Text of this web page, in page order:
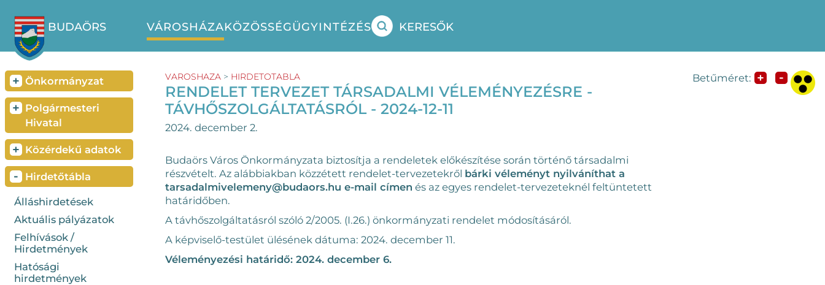
BUDAÖRS VÁROSHÁZAKÖZÖSSÉGÜGYINTÉZÉS KERESŐK
+ Önkormányzat
+ Polgármesteri
Hivatal
+ Közérdekű adatok
- Hirdetőtábla
Álláshirdetések
Aktuális pályázatok
Felhívások /
Hirdetmények
Hatósági
hirdetmények
VAROSHAZA > HIRDETOTABLA
RENDELET TERVEZET TÁRSADALMI VÉLEMÉNYEZÉSRE -
TÁVHŐSZOLGÁLTATÁSRÓL - 2024-12-11
2024. december 2.
Budaörs Város Önkormányzata biztosítja a rendeletek előkészítése során történő társadalmi
részvételt. Az alábbiakban közzétett rendelet-tervezetekről bárki véleményt nyilváníthat a
tarsadalmivelemeny@budaors.hu e-mail címen és az egyes rendelet-tervezeteknél feltüntetett
határidőben.
A távhőszolgáltatásról szóló 2/2005. (I.26.) önkormányzati rendelet módosításáról.
A képviselő-testület ülésének dátuma: 2024. december 11.
Véleményezési határidő: 2024. december 6.
Betűméret: + -